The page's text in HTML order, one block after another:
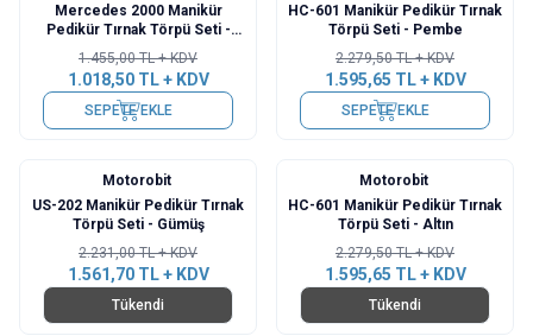
Mercedes 2000 Manikür
Pedikür Tırnak Törpü Seti -
Pembe
1.455,00TL + KDV
1.018,50TL + KDV
SEPETE EKLE
HC-601 Manikür Pedikür Tırnak
Törpü Seti - Pembe
2.279,50TL + KDV
1.595,65 TL + KDV
SEPETE EKLE
Motorobit
US-202 Manikür Pedikür Tırnak
Törpü Seti - Gümüş
2.231,00TL + KDV
1.561,70TL + KDV
Tükendi
Motorobit
HC-601 Manikür Pedikür Tırnak
Törpü Seti - Altın
2.279,50TL + KDV
1.595,65 TL + KDV
Tükendi